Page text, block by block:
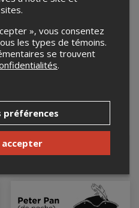
Leaflet| ©Mapbox©OpenStreetMap
», vous consentez
les types de témoins.
se trouvent
.
préférences